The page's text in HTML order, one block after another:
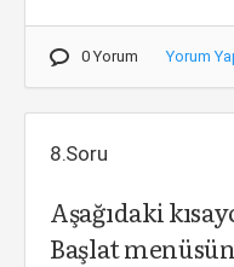
0 Yorum Yorum
8.Soru
Aşağıdaki
Başlat